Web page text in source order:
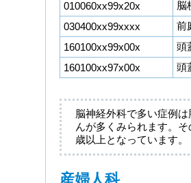
010060xx99x20x
脳
030400xx99xxxx
前
160100xx99x00x
頭
160100xx97x00x
頭
脳神経外科で多い症例
んが多くみられます。
歳以上となっています。
産婦人科